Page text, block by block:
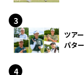
ツア
パタ